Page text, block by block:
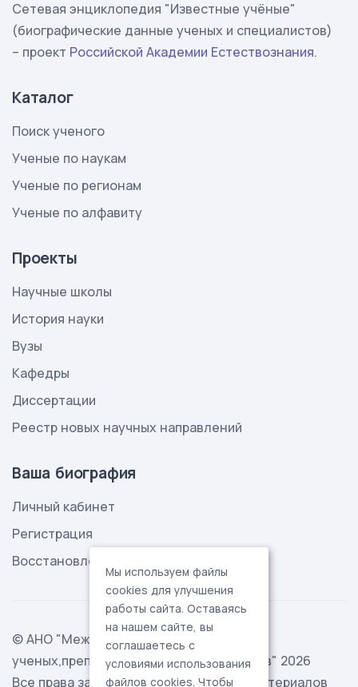
Сетевая энциклопедия "Известные учёные"
(биографические данные ученых и специалистов)
– проект Российской Академии Естествознания.
Каталог
Поиск ученого
Ученые по наукам
Ученые по регионам
Ученые по алфавиту
Проекты
Научные школы
История науки
Вузы
Кафедры
Диссертации
Реестр новых научных направлений
Ваша биография
Личный кабинет
Регистрация
Восстановление пароля
© АНО "Международная ассоциация
ученых,преподавателей и специалистов" 2026
Все права защищены. Использование материалов
Мы используем файлы
cookies для улучшения
работы сайта. Оставаясь
на нашем сайте, вы
соглашаетесь с
условиями использования
файлов cookies. Чтобы